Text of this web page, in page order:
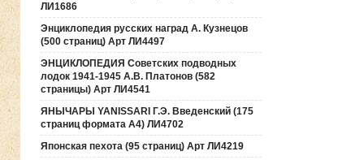
ЛИ1686
Энциклопедия русских наград А. Кузнецов
(500 страниц) Арт ЛИ4497
ЭНЦИКЛОПЕДИЯ Советских подводных
лодок 1941-1945 А.В. Платонов (582
страницы) Арт ЛИ4541
ЯНЫЧАРЫ YANISSARI Г.Э. Введенский (175
страниц формата А4) ЛИ4702
Японская пехота (95 страниц) Арт ЛИ4219